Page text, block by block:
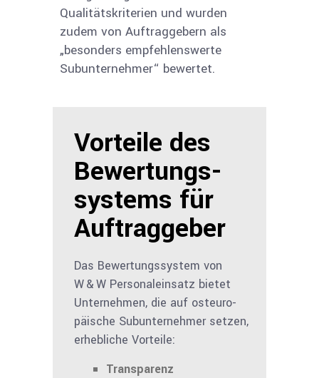
Qualitätskriterien und wurden
zudem von Auftrag­gebern als
„besonders empfehlens­werte
Subunternehmer“ bewertet.
Vorteile des
Bewertungs­
systems für
Auftraggeber
Das Bewertungssystem von
W & W Personaleinsatz bietet
Unternehmen, die auf osteuro­
päische Subunternehmer setzen,
erhebliche Vorteile:
Transparenz